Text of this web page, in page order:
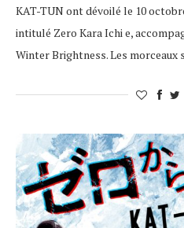
KAT-TUN ont dévoilé le 10
intitulé Zero Kara Ichi e,
Winter Brightness. Les